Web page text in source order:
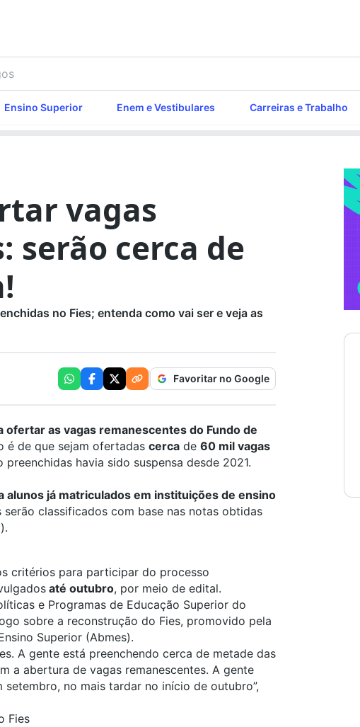
Ensino Superior Enem e Vestibulares Carreiras e Trabalho
vagas
serão cerca de
no Fies; entenda como vai ser e veja as
Favoritar no Google
ofertar as vagas remanescentes do Fundo de
é de que sejam ofertadas cerca de 60 mil vagas
havia sido suspensa desde 2021.
alunos já matriculados em instituições de ensino
serão classificados com base nas notas obtidas
).
critérios para participar do processo
até outubro, por meio de edital.
e Programas de Educação Superior do
sobre a reconstrução do Fies, promovido pela
Superior (Abmes).
A gente está preenchendo cerca de metade das
a abertura de vagas remanescentes. A gente
no mais tardar no início de outubro”,
Fies